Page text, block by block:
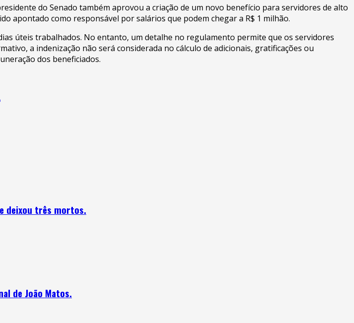
do Senado também aprovou a criação de um novo benefício para servidores de alto
apontado como responsável por salários que podem chegar a R$ 1 milhão.
úteis trabalhados. No entanto, um detalhe no regulamento permite que os servidores
a indenização não será considerada no cálculo de adicionais, gratificações ou
dos beneficiados.
deixou três mortos.
de João Matos.